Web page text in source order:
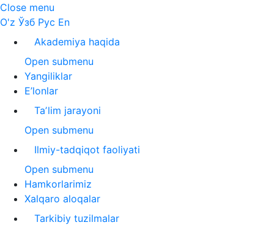
Close menu
O'z Ўзб Рус En
Akademiya haqida
Open submenu
Yangiliklar
E’lonlar
Taʼlim jarayoni
Open submenu
Ilmiy-tadqiqot faoliyati
Open submenu
Hamkorlarimiz
Xalqaro aloqalar
Tarkibiy tuzilmalar